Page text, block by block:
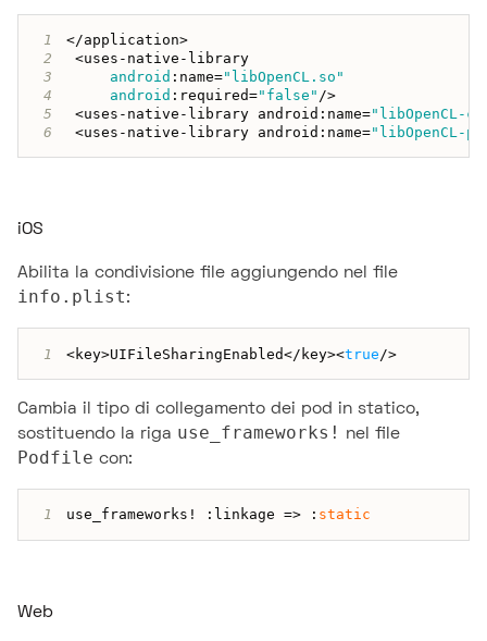
1 </application>
2
<uses - native -
library
3
android : name="libOpenCL.so"
4
android : required="false" />
5
<uses - native - library android : name="libOpenCL-
6
<uses - native - library android : name="libOpenCL-
iOS
Abilita la condivisione file aggiungendo nel file
info.plist :
1 <key>UIFileSharingEnabled</ key><true />
Cambia il tipo di collegamento dei pod in statico,
sostituendo la riga use_frameworks! nel file
Podfile con:
1 use_frameworks ! : linkage => : static
Web